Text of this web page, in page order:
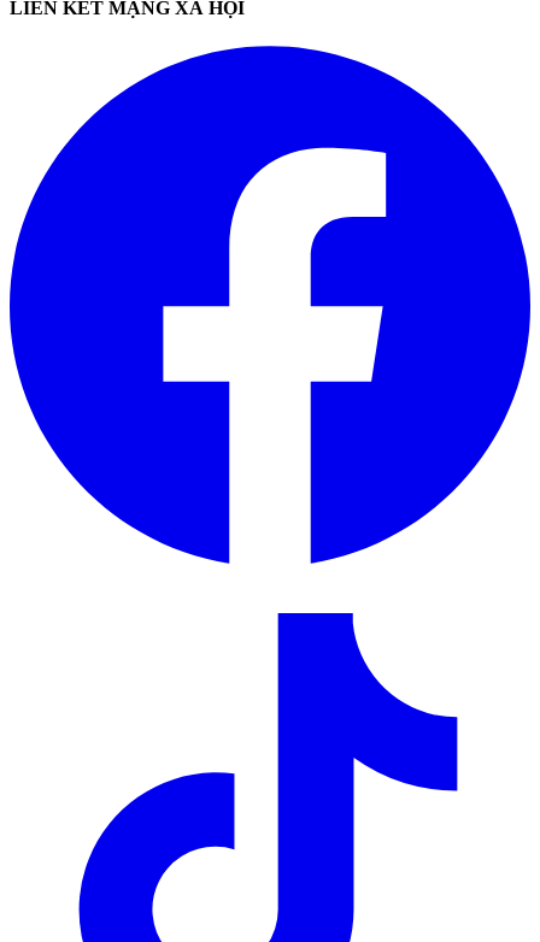
LIÊN KẾT MẠNG XÃ HỘI